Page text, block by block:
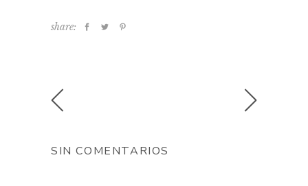
share:
SIN COMENTARIOS